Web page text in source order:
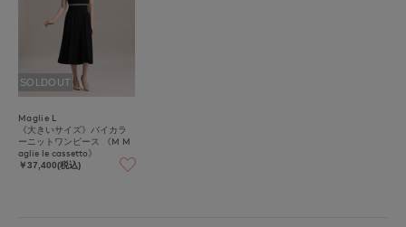
SOLDOUT
Maglie L
《大きいサイズ》バイカラ
ーニットワンピース 《M M
aglie le cassetto》
￥37,400(税込)